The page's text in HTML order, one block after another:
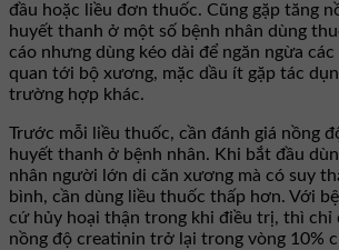
đầu hoặc liều đơn thuốc. Cũng gặp tăng
huyết thanh ở một số bệnh nhân dùng
cáo nhưng dùng kéo dài để ngăn ngừa
quan tới bộ xương, mặc dầu ít gặp tác
trường hợp khác.
Trước mỗi liều thuốc, cần đánh giá nồng
huyết thanh ở bệnh nhân. Khi bắt đầu
nhân người lớn di căn xương mà có suy
bình, cần dùng liều thuốc thấp hơn. Với
cứ hủy hoại thận trong khi điều trị, thì chỉ
nồng độ creatinin trở lại trong vòng 10%